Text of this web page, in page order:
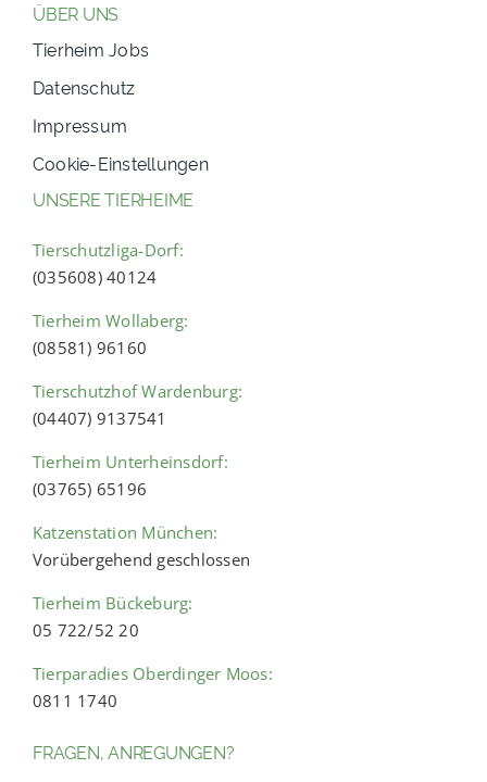
ÜBER UNS
Tierheim Jobs
Datenschutz
Impressum
Cookie-Einstellungen
UNSERE TIERHEIME
Tierschutzliga-Dorf:
(035608) 40124
Tierheim Wollaberg:
(08581) 96160
Tierschutzhof Wardenburg:
(04407) 9137541
Tierheim Unterheinsdorf:
(03765) 65196
Katzenstation München:
Vorübergehend geschlossen
Tierheim Bückeburg:
05 722/52 20
Tierparadies Oberdinger Moos:
0811 1740
FRAGEN, ANREGUNGEN?